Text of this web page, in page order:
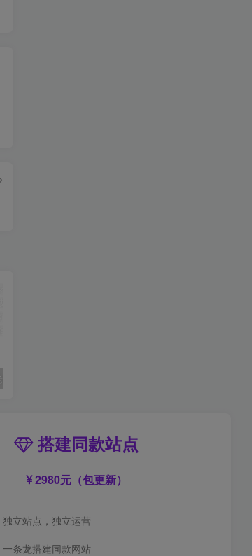
搭建同款站点
2980元（包更新）
独立站点，独立运营
一条龙搭建同款网站